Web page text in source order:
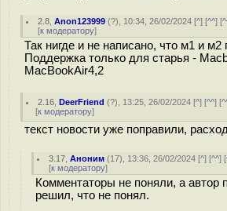
2.8 ,Anon123999 (?), 10:34, 26/02/2024 [^] [^^] [
[к модератору]
Так нигде и не написано, что м1 и
Поддержка только для старья -
MacBookAir4,2
2.16 ,DeerFriend (?), 13:25, 26/02/2024 [^] [^^] [
[к модератору]
текст новости уже поправили,
3.17 ,Аноним (17), 13:36, 26/02/2024 [^] [^^] [
[к модератору]
Комментаторы не поняли, а автор
решил, что не понял.